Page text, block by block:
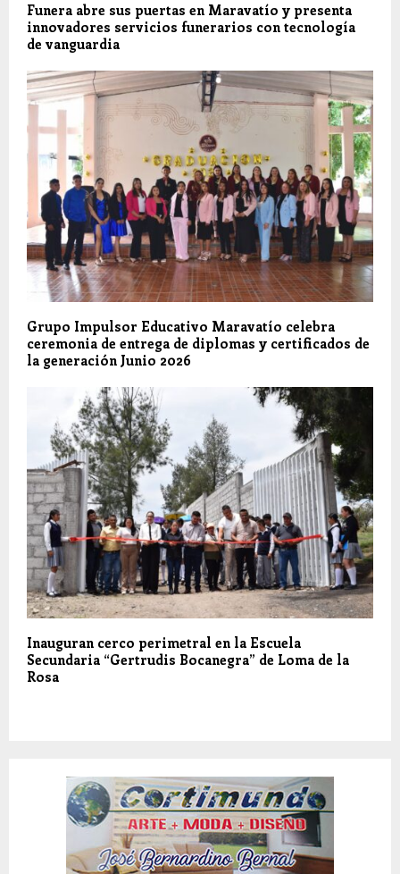
Funera abre sus puertas en Maravatío y presenta
innovadores servicios funerarios con tecnología
de vanguardia
Grupo Impulsor Educativo Maravatío celebra
ceremonia de entrega de diplomas y certificados de
la generación Junio 2026
Inauguran cerco perimetral en la Escuela
Secundaria “Gertrudis Bocanegra” de Loma de la
Rosa